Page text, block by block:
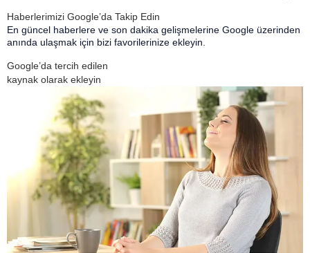
Haberlerimizi Google’da Takip Edin
En güncel haberlere ve son dakika gelişmelerine Google üzerinden
anında ulaşmak için bizi favorilerinize ekleyin.
Google’da tercih edilen
kaynak olarak ekleyin